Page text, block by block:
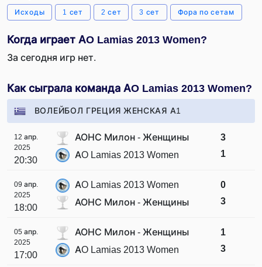
Исходы 1 сет 2 сет 3 сет Фора по сетам
Когда играет AO Lamias 2013 Women?
За сегодня игр нет.
Как сыграла команда AO Lamias 2013 Women?
ВОЛЕЙБОЛ ГРЕЦИЯ ЖЕНСКАЯ А1
12 апр.
2025
20:30
АОНС Милон - Женщины
AO Lamias 2013 Women
3
1
09 апр.
2025
18:00
AO Lamias 2013 Women
АОНС Милон - Женщины
0
3
05 апр.
2025
17:00
АОНС Милон - Женщины
AO Lamias 2013 Women
1
3